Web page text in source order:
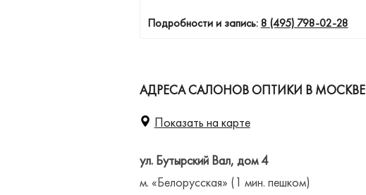
Подробности и запись:8 (495) 798-02-28
АДРЕСА САЛОНОВ ОПТИКИ В МОСКВЕ
Показать на карте
ул. Бутырский Вал, дом 4
м. «Белорусская» (1 мин. пешком)